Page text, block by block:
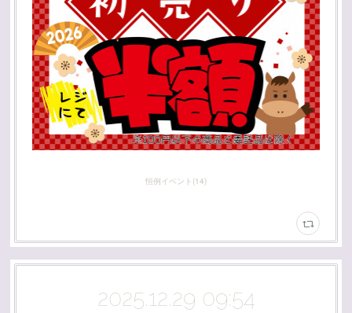
恒例イベント (14)
2025.12.29 09:54